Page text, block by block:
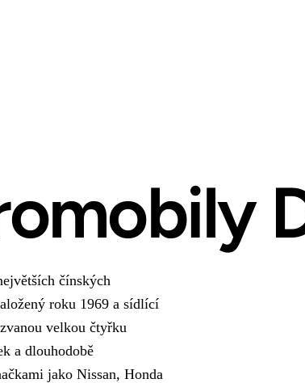
čínských
roku 1969 a sídlící
velkou čtyřku
a dlouhodobě
jako Nissan, Honda